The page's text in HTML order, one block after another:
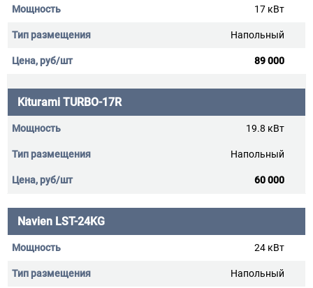
17 кВт
Напольный
89 000
Kiturami TURBO-17R
19.8 кВт
Напольный
60 000
Navien LST-24KG
24 кВт
Напольный